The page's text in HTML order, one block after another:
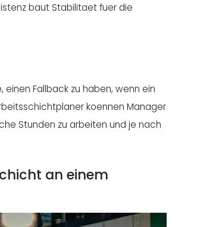
baut Stabilitaet fuer die
Fallback zu haben, wenn ein
koennen Manager
Stunden zu arbeiten und je nach
an einem